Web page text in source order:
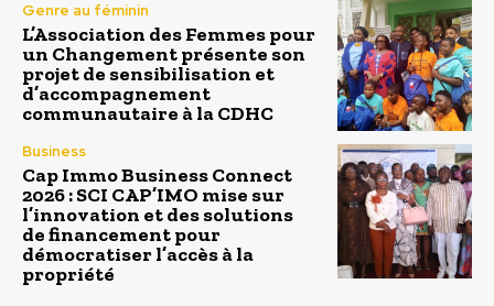
Genre au féminin
L’Association des Femmes pour
un Changement présente son
projet de sensibilisation et
d’accompagnement
communautaire à la CDHC
Business
Cap Immo Business Connect
2026 : SCI CAP’IMO mise sur
l’innovation et des solutions
de financement pour
démocratiser l’accès à la
propriété